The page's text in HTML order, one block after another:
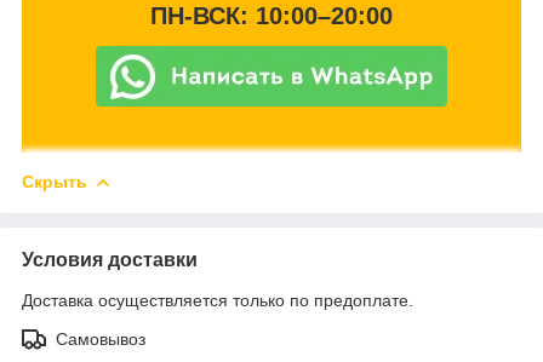
ПН-ВСК: 10:00–20:00
Скрыть
Условия доставки
Доставка осуществляется только по предоплате.
Самовывоз